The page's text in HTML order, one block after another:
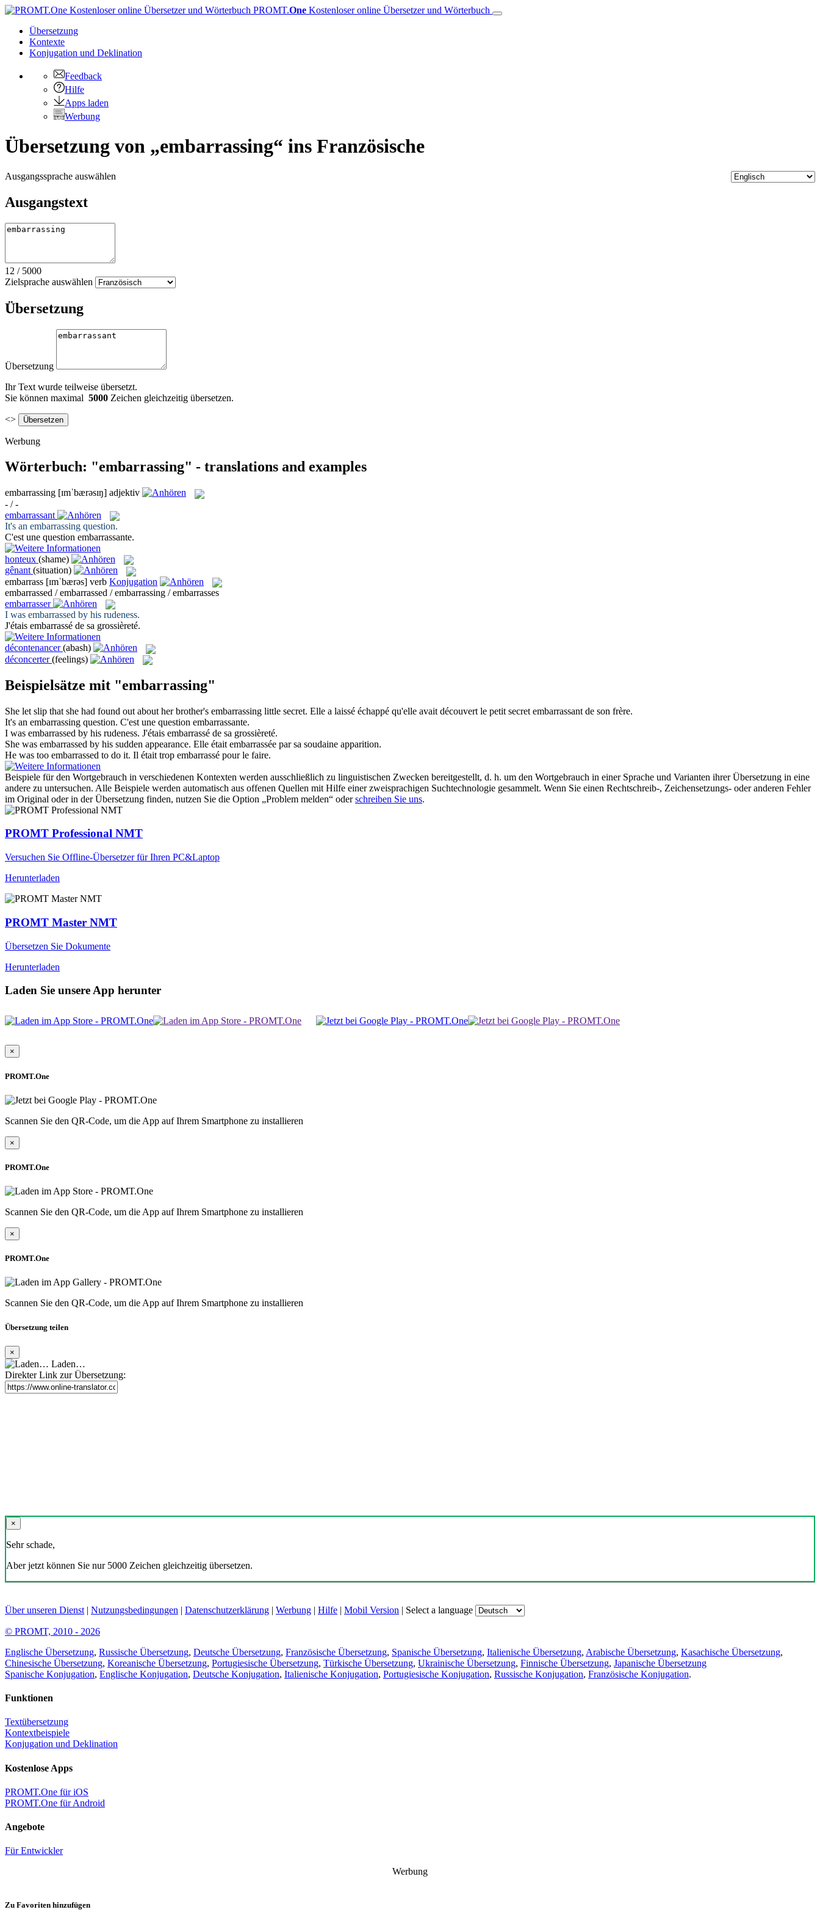
PROMT.One Kostenloser online Übersetzer und Wörterbuch
Übersetzung
Kontexte
Konjugation und Deklination
Feedback
Hilfe
Apps laden
Werbung
Übersetzung von „embarrassing“ ins Französische
Ausgangssprache auswählen
Ausgangstext
12 / 5000
Zielsprache auswählen
Übersetzung
Übersetzung
Ihr Text wurde teilweise übersetzt.
Sie können maximal 5000 Zeichen gleichzeitig übersetzen.
<>
Werbung
Wörterbuch: "embarrassing" - translations and examples
embarrassing [ɪmˈbærəsɪŋ] adjektiv
- / -
embarrassant
It's an embarrassing question.
C'est une question embarrassante.
honteux (shame)
gênant (situation)
embarrass [ɪmˈbærəs] verb Konjugation
embarrassed / embarrassed / embarrassing / embarrasses
embarrasser
I was embarrassed by his rudeness.
J'étais embarrassé de sa grossièreté.
décontenancer (abash)
déconcerter (feelings)
Beispielsätze mit "embarrassing"
She let slip that she had found out about her brother's embarrassing little secret. Elle a laissé échappé qu'elle avait découvert le petit secret embarrassant de son frère.
It's an embarrassing question. C'est une question embarrassante.
I was embarrassed by his rudeness. J'étais embarrassé de sa grossièreté.
She was embarrassed by his sudden appearance. Elle était embarrassée par sa soudaine apparition.
He was too embarrassed to do it. Il était trop embarrassé pour le faire.
Beispiele für den Wortgebrauch in verschiedenen Kontexten werden ausschließlich zu linguistischen Zwecken bereitgestellt, d. h. um den Wortgebrauch in einer Sprache und Varianten ihrer Übersetzung in eine
andere zu untersuchen. Alle Beispiele werden automatisch aus offenen Quellen mit Hilfe einer zweisprachigen Suchtechnologie gesammelt. Wenn Sie einen Rechtschreib-, Zeichensetzungs- oder anderen Fehler
im Original oder in der Übersetzung finden, nutzen Sie die Option „Problem melden“ oderschreiben Sie uns.
PROMT Professional NMT
Versuchen Sie Offline-Übersetzer für Ihren PC&Laptop
Herunterladen
PROMT Master NMT
Übersetzen Sie Dokumente
Herunterladen
Laden Sie unsere App herunter
×
PROMT.One
Scannen Sie den QR-Code, um die App auf Ihrem Smartphone zu installieren
×
PROMT.One
Scannen Sie den QR-Code, um die App auf Ihrem Smartphone zu installieren
×
PROMT.One
Scannen Sie den QR-Code, um die App auf Ihrem Smartphone zu installieren
Übersetzung teilen
×
Laden…
Direkter Link zur Übersetzung:
×
Sehr schade,
Aber jetzt können Sie nur 5000 Zeichen gleichzeitig übersetzen.
Über unseren Dienst | Nutzungsbedingungen | Datenschutzerklärung | Werbung | Hilfe | Mobil Version | Select a language
© PROMT, 2010 - 2026
Englische Übersetzung, Russische Übersetzung, Deutsche Übersetzung, Französische Übersetzung, Spanische Übersetzung, Italienische Übersetzung, Arabische Übersetzung, Kasachische Übersetzung,
Chinesische Übersetzung, Koreanische Übersetzung, Portugiesische Übersetzung, Türkische Übersetzung, Ukrainische Übersetzung, Finnische Übersetzung, Japanische Übersetzung
Spanische Konjugation, Englische Konjugation, Deutsche Konjugation, Italienische Konjugation, Portugiesische Konjugation, Russische Konjugation, Französische Konjugation.
Funktionen
Textübersetzung
Kontextbeispiele
Konjugation und Deklination
Kostenlose Apps
PROMT.One für iOS
PROMT.One für Android
Angebote
Für Entwickler
Werbung
Zu Favoriten hinzufügen